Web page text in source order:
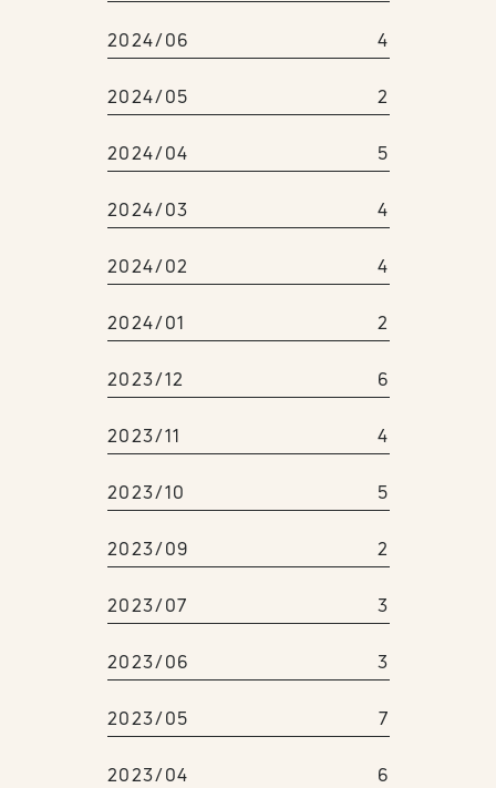
2024/06 4
2024/05 2
2024/04 5
2024/03 4
2024/02 4
2024/01 2
2023/12 6
2023/11 4
2023/10 5
2023/09 2
2023/07 3
2023/06 3
2023/05 7
2023/04 6